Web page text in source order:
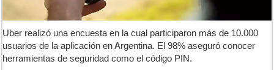
Uber realizó una encuesta en la cual participaron más de 10.000
usuarios de la aplicación en Argentina. El 98% aseguró conocer
herramientas de seguridad como el código PIN.